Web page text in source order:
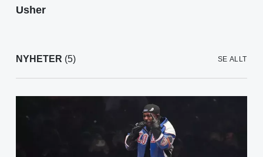
Usher
NYHETER (5) SE ALLT